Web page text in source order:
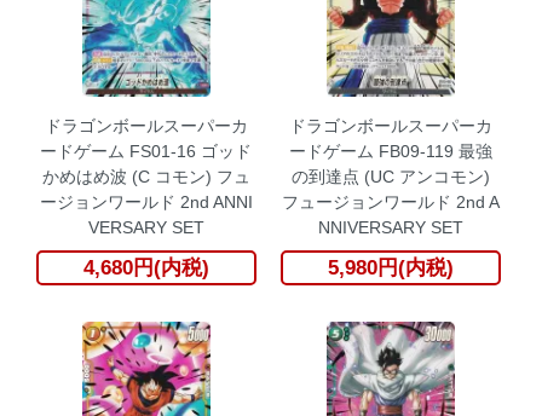
ドラゴンボールスーパーカ
ードゲーム FS01-16 ゴッド
かめはめ波 (C コモン) フュ
ージョンワールド 2nd ANNI
VERSARY SET
4,680円(内税)
ドラゴンボールスーパーカ
ードゲーム FB09-119 最強
の到達点 (UC アンコモン)
フュージョンワールド 2nd A
NNIVERSARY SET
5,980円(内税)